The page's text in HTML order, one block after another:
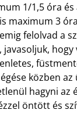
1/1,5 óra és
maximum 3
felolvad a
hogy
közben az
hagyni az
öntött és